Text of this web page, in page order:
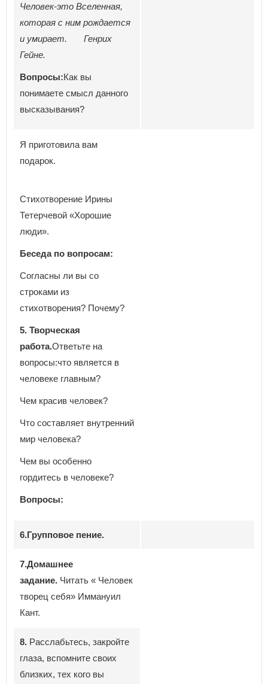
Человек-это Вселенная,
которая с ним рождается
и умирает. Генрих
Гейне.
Вопросы:Как вы
понимаете смысл данного
высказывания?
Я приготовила вам
подарок.
Стихотворение Ирины
Тетерчевой «Хорошие
люди».
Беседа по вопросам:
Согласны ли вы со
строками из
стихотворения? Почему?
5. Творческая
работа.Ответьте на
вопросы:что является в
человеке главным?
Чем красив человек?
Что составляет внутренний
мир человека?
Чем вы особенно
гордитесь в человеке?
Вопросы:
6.Групповое пение.
7.Домашнее
задание. Читать « Человек
творец себя» Иммануил
Кант.
8. Расслабьтесь, закройте
глаза, вспомните своих
близких, тех кого вы